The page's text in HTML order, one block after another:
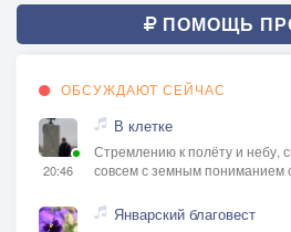
ПОМОЩЬ
ОБСУЖДАЮТ СЕЙЧАС
20:46
В клетке
Стремлению к полёту и небу,
совсем с земным пониманием
Январский благовест